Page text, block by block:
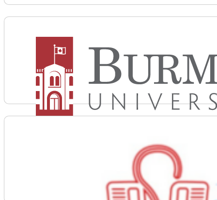
Voir plus d'informations sur Burman University
Voir plus d'informations sur Canadian Blood